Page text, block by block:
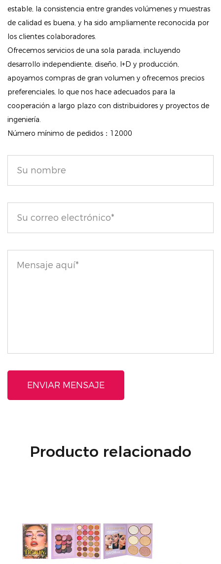
simple base, este producto combina los beneficios
de un humectante y un maquillaje, lo que ayuda a
suavizar las líneas finas y mejorar la textura de la piel
con el tiempo.
Ideal para varios tipos de piel: particularmente
beneficiosa para personas con piel seca, tez desigual
o líneas finas visibles, esta base está diseñada para
realzar la belleza natural de su piel al tiempo que
proporciona la humedad esencial.
Aplicación fácil de usar: Fácil de aplicar con los dedos
o con una brocha de base, simplemente mezcle el
adapte a sus necesidades, garantizando una
cuidado de la piel con la base hidratante ligera
estable, la consistencia entre grandes volúmenes y muestras
de calidad es buena, y ha sido ampliamente reconocida por
los clientes colaboradores.
Ofrecemos servicios de una sola parada, incluyendo
desarrollo independiente, diseño, I+D y producción,
apoyamos compras de gran volumen y ofrecemos precios
preferenciales, lo que nos hace adecuados para la
cooperación a largo plazo con distribuidores y proyectos de
ingeniería.
Número mínimo de pedidos：12000
Producto relacionado